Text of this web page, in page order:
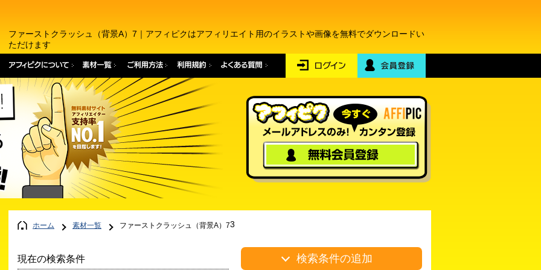
ファーストクラッシュ（背景A）7｜アフィピクはアフィリエイト用のイラストや画像を無料でダウンロードい
ただけます
ホーム 3
素材一覧 ファーストクラッシュ（背景A）7
現在の検索条件 検索条件の追加